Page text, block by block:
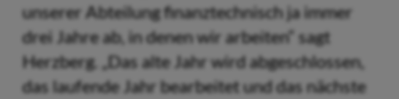
unserer Abteilung finanztechnisch ja immer
drei Jahre ab, in denen wir arbeiten“ sagt
Herzberg. „Das alte Jahr wird abgeschlossen,
das laufende Jahr bearbeitet und das nächste